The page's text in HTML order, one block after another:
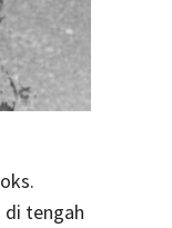
di tengah